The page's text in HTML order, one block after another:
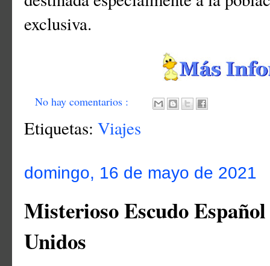
exclusiva.
No hay comentarios :
Etiquetas: Viajes
domingo, 16 de mayo de 2021
Misterioso Escudo
Unidos